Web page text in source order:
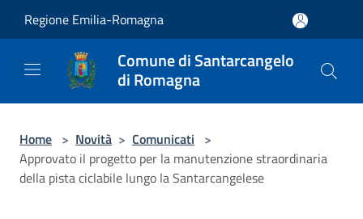
Regione Emilia-Romagna
Comune di Santarcangelo
di Romagna
Home > Novità > Comunicati >
Approvato il progetto per la manutenzione straordinaria
della pista ciclabile lungo la Santarcangelese